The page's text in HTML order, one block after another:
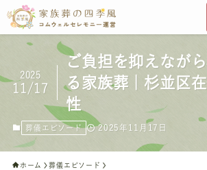
ご負担を抑えなが
る家族葬｜杉並区
性
2025
11/17
葬儀エピソード 2025年11月17日
ホーム
葬儀エピソード